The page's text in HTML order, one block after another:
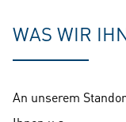
WAS WIR
An unserem